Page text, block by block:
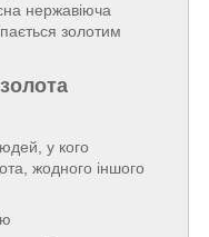
нержавіюча
золотим
у кого
жодного іншого